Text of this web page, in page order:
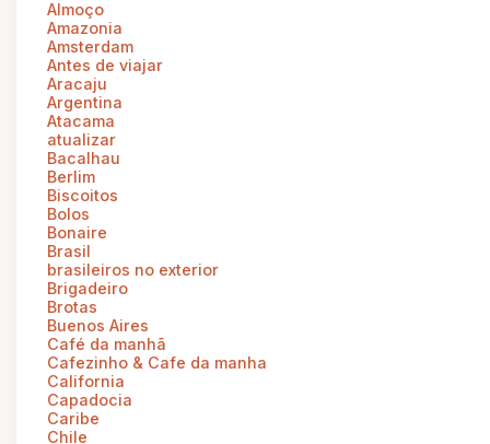
Almoço
Amazonia
Amsterdam
Antes de viajar
Aracaju
Argentina
Atacama
atualizar
Bacalhau
Berlim
Biscoitos
Bolos
Bonaire
Brasil
brasileiros no exterior
Brigadeiro
Brotas
Buenos Aires
Café da manhã
Cafezinho & Cafe da manha
California
Capadocia
Caribe
Chile